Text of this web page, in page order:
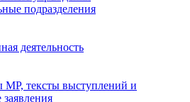
подразделения
деятельность
МР, тексты выступлений и